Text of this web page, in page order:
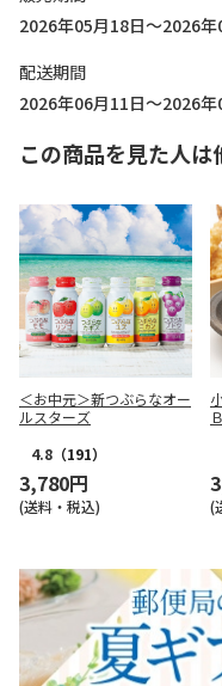
2026年05月18日～2026年
配送期間
2026年06月11日～2026年
この商品を見た人
＜お中元＞新つぶらなオー
ルスターズ
4.8 （191）
3,780円
(送料・税込)
Ｂ
(